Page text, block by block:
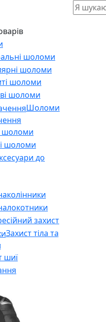
шоломи
шоломи
шоломи
шоломи
Шоломи
шоломи
шоломи
до
захист
Захист тіла та
шиї